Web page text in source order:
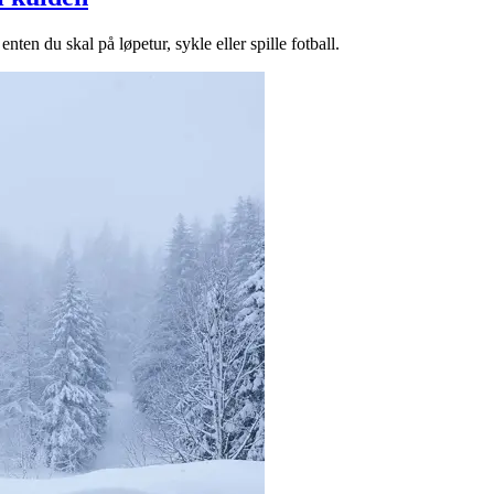
du skal på løpetur, sykle eller spille fotball.